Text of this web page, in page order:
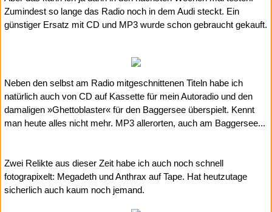
Zumindest so lange das Radio noch in dem Audi steckt. Ein
günstiger Ersatz mit CD und MP3 wurde schon gebraucht gekauft.
Neben den selbst am Radio mitgeschnittenen Titeln habe ich
natürlich auch von CD auf Kassette für mein Autoradio und den
damaligen »Ghettoblaster« für den Baggersee überspielt. Kennt
man heute alles nicht mehr. MP3 allerorten, auch am Baggersee...
Zwei Relikte aus dieser Zeit habe ich auch noch schnell
fotograpixelt: Megadeth und Anthrax auf Tape. Hat heutzutage
sicherlich auch kaum noch jemand.